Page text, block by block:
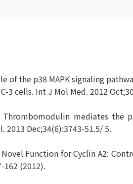
of the p38 MAPK signaling
3 cells. Int J Mol Med. 2012
Thrombomodulin mediates the
2013 Dec;34(6):3743-51.5/ 5.
Function for Cyclin A2:
162 (2012).